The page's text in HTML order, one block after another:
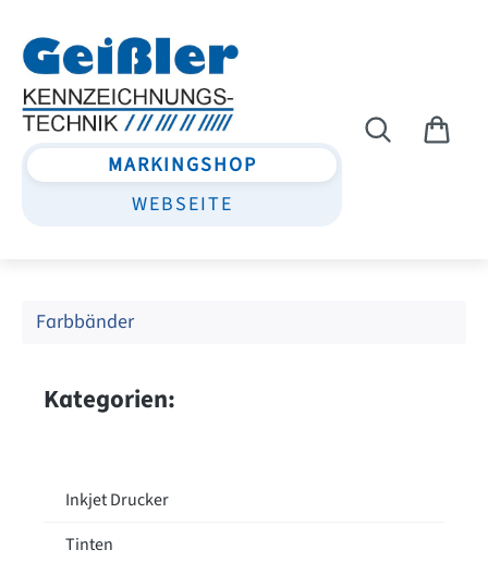
MARKINGSHOP
WEBSEITE
Farbbänder
Kategorien:
Inkjet Drucker
Tinten